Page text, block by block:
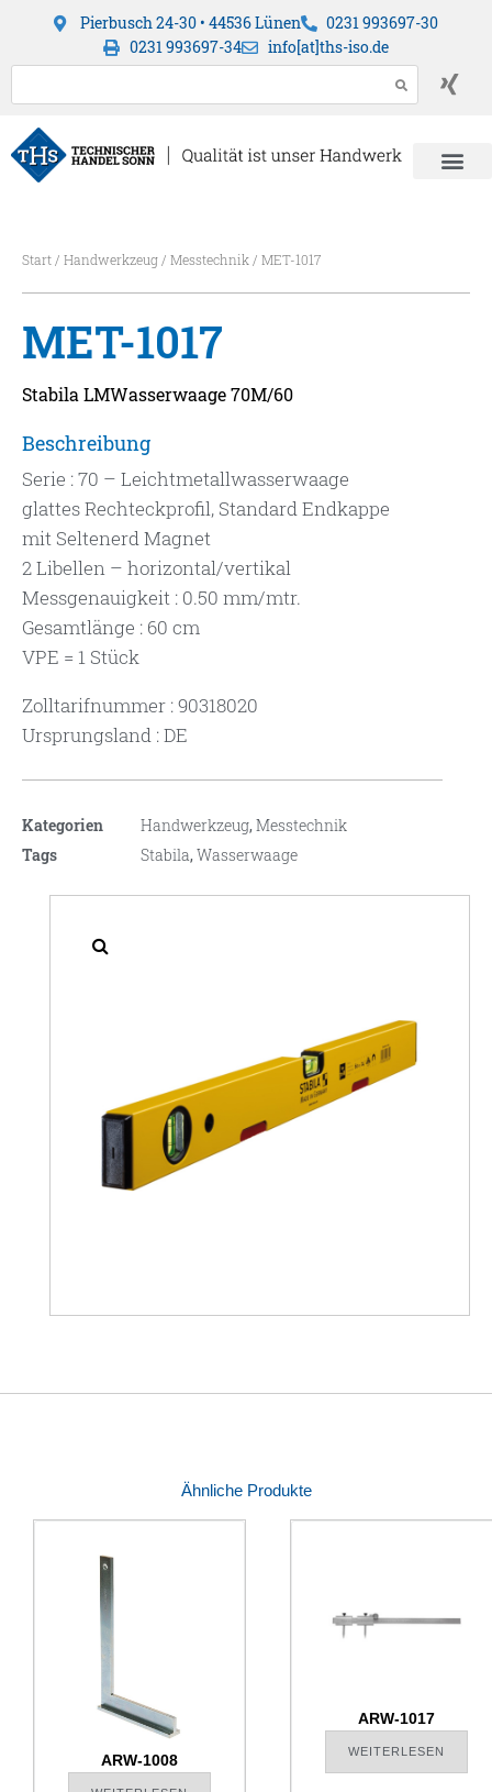
Pierbusch 24-30 • 44536 Lünen
0231 993697-30
0231 993697-34
info[at]ths-iso.de
Start/ Handwerkzeug/ Messtechnik/ MET-1017
MET-1017
Stabila LMWasserwaage 70M/60
Beschreibung
Serie : 70 – Leichtmetallwasserwaage
glattes Rechteckprofil, Standard Endkappe
mit Seltenerd Magnet
2 Libellen – horizontal/vertikal
Messgenauigkeit : 0.50 mm/mtr.
Gesamtlänge : 60 cm
VPE = 1 Stück
Zolltarifnummer : 90318020
Ursprungsland : DE
Kategorien Handwerkzeug,Messtechnik
Tags
Stabila,Wasserwaage
Ähnliche Produkte
ARW-1008
ARW-1017
WEITERLESEN